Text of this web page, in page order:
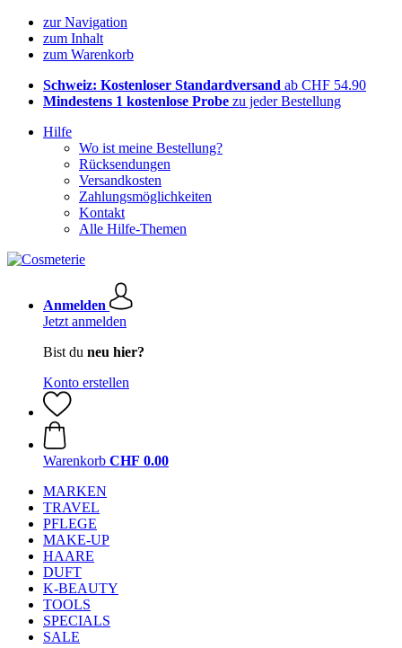
zur Navigation
zum Inhalt
zum Warenkorb
Schweiz: Kostenloser Standardversand ab CHF 54.90
Mindestens 1 kostenlose Probe zu jeder Bestellung
Hilfe
Wo ist meine Bestellung?
Rücksendungen
Versandkosten
Zahlungsmöglichkeiten
Kontakt
Alle Hilfe-Themen
Anmelden
Jetzt anmelden
Bist du neu hier?
Konto erstellen
Warenkorb CHF 0.00
MARKEN
TRAVEL
PFLEGE
MAKE-UP
HAARE
DUFT
K-BEAUTY
TOOLS
SPECIALS
SALE